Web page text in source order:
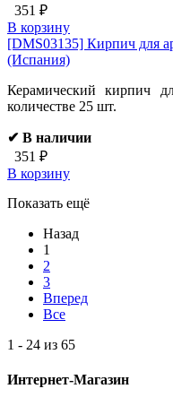
351 ₽
В корзину
[DMS03135] Кирпич для
(Испания)
Керамический кирпич
количестве 25 шт.
✔ В наличии
351 ₽
В корзину
Показать ещё
Назад
1
2
3
Вперед
Все
1 - 24 из 65
Интернет-Магазин